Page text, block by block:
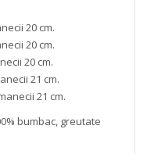
20 cm.
20 cm.
20 cm.
21 cm.
21 cm.
bumbac, greutate